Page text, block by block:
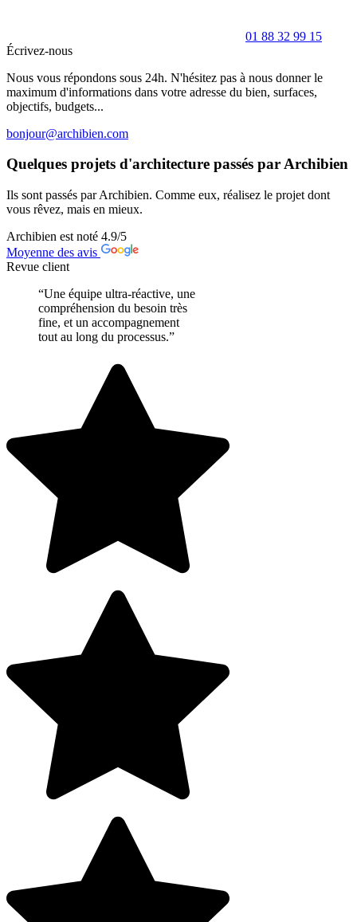
01 88 32 99 15
Écrivez-nous
Nous vous répondons sous 24h. N'hésitez pas à nous donner le
maximum d'informations dans votre adresse du bien, surfaces,
objectifs, budgets...
bonjour@archibien.com
Quelques projets d'architecture passés par Archibien
Ils sont passés par Archibien. Comme eux, réalisez le projet dont
vous rêvez, mais en mieux.
Archibien est noté 4.9/5
Moyenne des avis
Revue client
“Une équipe ultra-réactive, une
compréhension du besoin très
fine, et un accompagnement
tout au long du processus.”